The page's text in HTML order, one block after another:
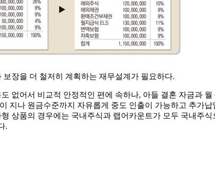
장을 더 철저히 계획하는 재무설계가 필요하다.
없어서 비교적 안정적인 편에 속하나, 아들 결혼 자금과
지나 원금수준까지 자유롭게 중도 인출이 가능하고 추가
상품의 경우에는 국내주식과 랩어카운트가 모두 국내주
.